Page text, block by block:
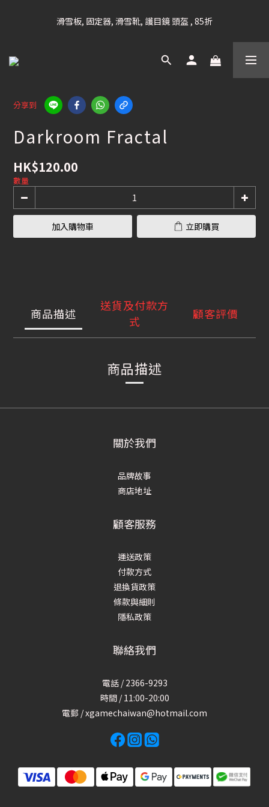
凡購滿HK$699 香港及澳門 [免運費] (大型貨品除外)
滑雪板, 固定器, 滑雪靴, 護目鏡 頭盔 , 85折
滑雪衫, 滑雪褲, 底、中層保暖 / 外套, 滑雪手套, 滑雪襪, 滑雪板袋,
凡購滿HK$699 香港及澳門 [免運費] (大型貨品除外)
分享到
Darkroom Fractal
HK$120.00
數量
加入購物車 立即購買
商品描述
送貨及付款方
式
顧客評價
商品描述
關於我們
品牌故事
商店地址
顧客服務
運送政策
付款方式
退換貨政策
條款與細則
隱私政策
聯絡我們
電話 / 2366-9293
時間 / 11:00-20:00
電郵 / xgamechaiwan@hotmail.com